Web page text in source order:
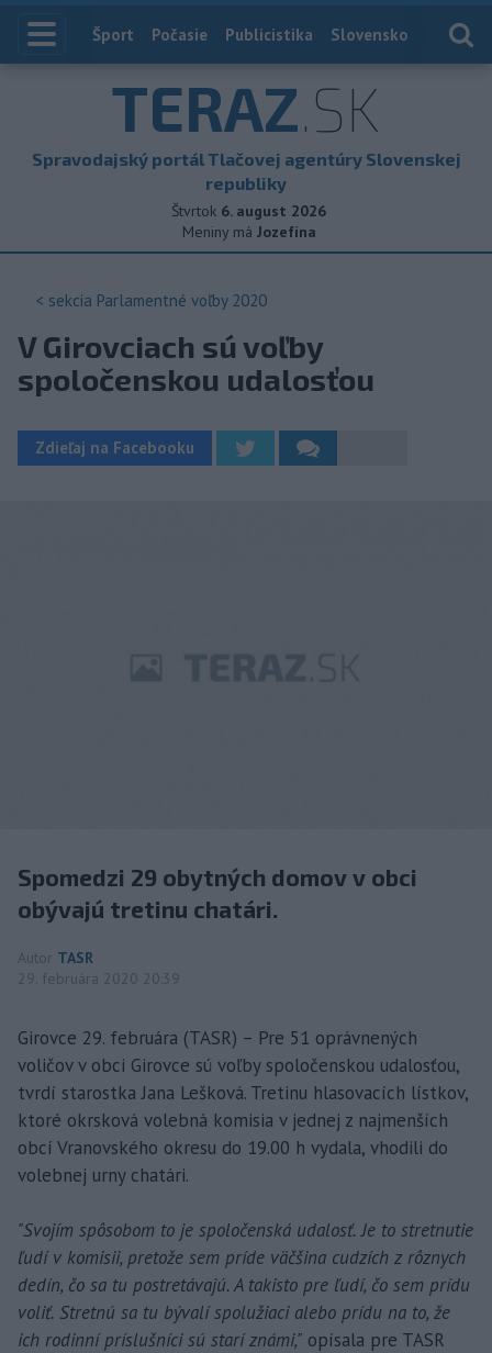
Index
Šport Počasie Publicistika Slovensko
TERAZ.SK
Spravodajský portál Tlačovej agentúry Slovenskej
republiky
Štvrtok 6. august 2026
Meniny má Jozefína
< sekcia Parlamentné voľby 2020
V Girovciach sú voľby
spoločenskou udalosťou
Zdieľaj na Facebooku
Spomedzi 29 obytných domov v obci
obývajú tretinu chatári.
Autor TASR
29. februára 2020 20:39
Girovce 29. februára (TASR) – Pre 51 oprávnených
voličov v obci Girovce sú voľby spoločenskou udalosťou,
tvrdí starostka Jana Lešková. Tretinu hlasovacích lístkov,
ktoré okrsková volebná komisia v jednej z najmenších
obcí Vranovského okresu do 19.00 h vydala, vhodili do
volebnej urny chatári.
"Svojím spôsobom to je spoločenská udalosť. Je to stretnutie
ľudí v komisii, pretože sem príde väčšina cudzích z rôznych
dedín, čo sa tu postretávajú. A takisto pre ľudí, čo sem prídu
voliť. Stretnú sa tu bývalí spolužiaci alebo prídu na to, že
ich rodinní príslušníci sú starí známi," opísala pre TASR